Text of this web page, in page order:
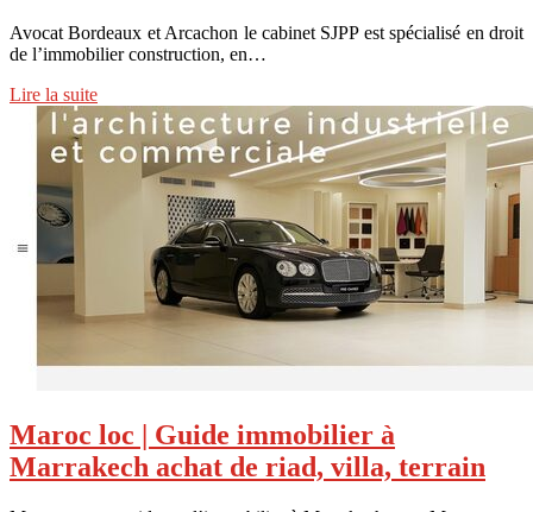
Avocat Bordeaux et Arcachon le cabinet SJPP est spécialisé en droit
de l’immobilier construction, en…
Lire la suite
Maroc loc | Guide immobilier à
Marrakech achat de riad, villa, terrain